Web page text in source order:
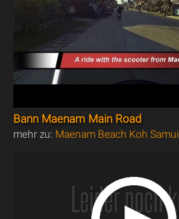
Bann Maenam Main Road
mehr zu: Maenam Beach Koh Samui